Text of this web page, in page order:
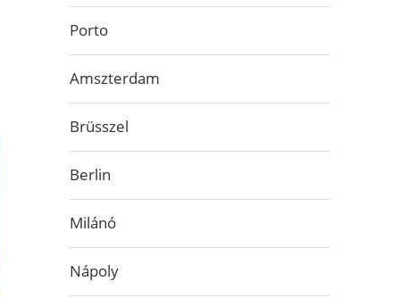
Porto
Amszterdam
Brüsszel
Berlin
Milánó
Nápoly